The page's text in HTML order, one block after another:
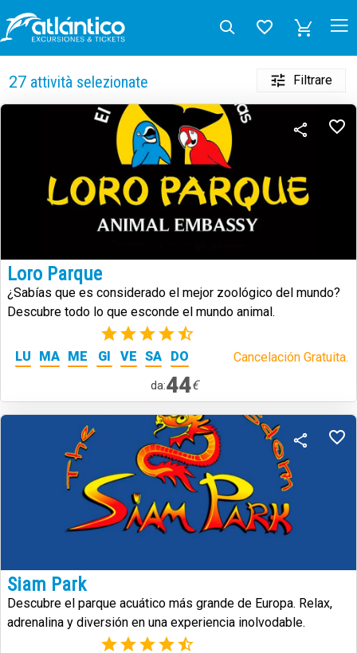
27attività selezionate Filtrare
Loro Parque
¿Sabías que es considerado el mejor zoológico del mundo?
Descubre todo lo que esconde el mundo animal.
(73)
LU MA ME GI VE SA DO Cancelación Gratuita.
da:44€
Siam Park
Descubre el parque acuático más grande de Europa. Relax,
adrenalina y diversión en una experiencia inolvodable.
(39)